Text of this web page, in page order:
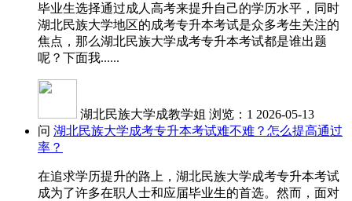
毕业生选择通过成人高考来提升自己的学历水平，同时
湖北民族大学地区的成考专升本考试是众多考生关注的
焦点，那么湖北民族大学成考专升本考试都是谁出题
呢？下面我......
湖北民族大学成教学姐 浏览：1 2026-05-13
问 湖北民族大学成考专升本考试难不难？怎么提高通过
率？
在追求学历提升的路上，湖北民族大学成考专升本考试
成为了许多在职人士和应届毕业生的首选。然而，面对